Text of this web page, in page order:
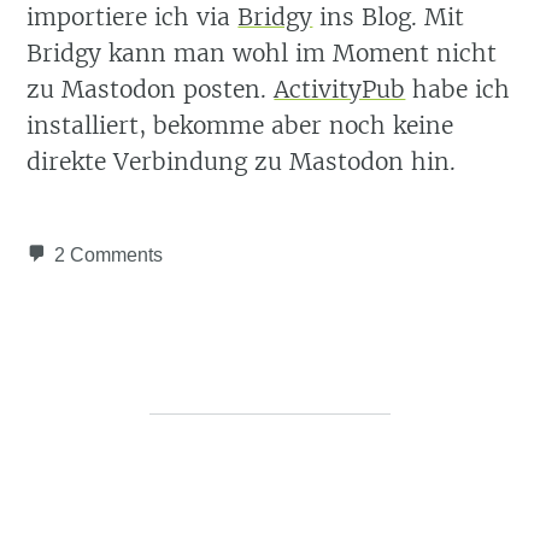
importiere ich via Bridgy ins Blog. Mit
Bridgy kann man wohl im Moment nicht
zu Mastodon posten. ActivityPub habe ich
installiert, bekomme aber noch keine
direkte Verbindung zu Mastodon hin.
2 Comments